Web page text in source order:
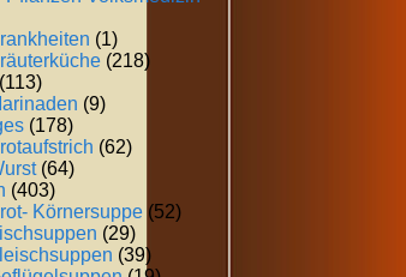
(1)
(218)
(113)
(9)
(178)
(62)
(64)
(403)
Körnersuppe (52)
(29)
(39)